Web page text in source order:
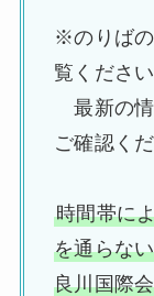
※のりば
覧ください
最新の
ご確認くだ
時間帯に
を通らな
良川国際